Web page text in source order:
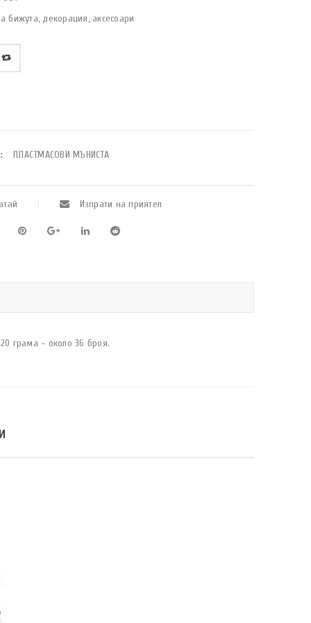
бижута, декорация, аксесоари
ПЛАСТМАСОВИ МЪНИСТА
Изпрати на приятел
грама – около 36 броя.